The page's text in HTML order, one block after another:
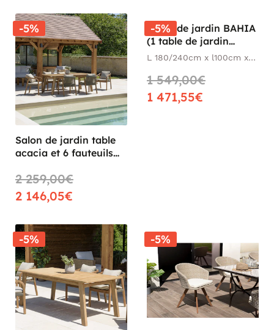
-5%
Salon de jardin table
acacia et 6 fauteuils
coussins BAHIA
2 259,00€
2 146,05€
-5%
Salon de jardin BAHIA
(1 table de jardin
extensible 180x240, 6
L 180/240cm x l100cm x
1 549,00€
1 471,55€
-5% -5%